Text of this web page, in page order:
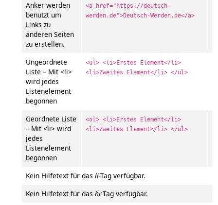
Anker werden
benutzt um
Links zu
anderen Seiten
zu erstellen.
<a href="https://deutsch-
werden.de">Deutsch-Werden.de</a>
Ungeordnete
Liste – Mit <li>
wird jedes
Listenelement
begonnen
<ul> <li>Erstes Element</li>
<li>Zweites Element</li> </ul>
Geordnete Liste
– Mit <li> wird
jedes
Listenelement
begonnen
<ol> <li>Erstes Element</li>
<li>Zweites Element</li> </ol>
Kein Hilfetext für das li-Tag verfügbar.
Kein Hilfetext für das hr-Tag verfügbar.